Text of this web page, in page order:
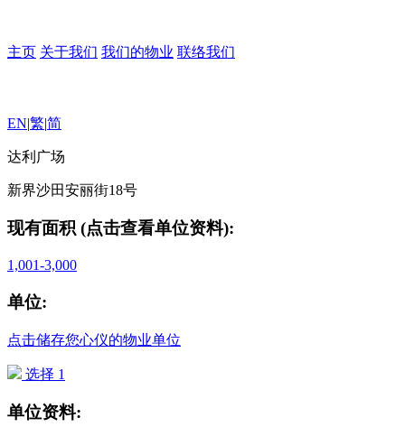
主页 关于我们 我们的物业 联络我们
EN|繁|简
达利广场
新界沙田安丽街18号
现有面积 (点击查看单位资料):
1,001-3,000
单位:
点击储存您心仪的物业单位
选择 1
单位资料: